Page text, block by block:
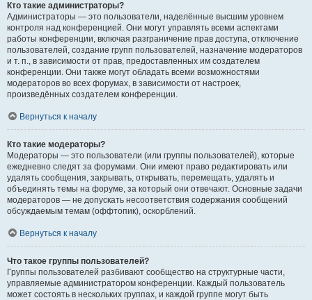
Кто такие администраторы?
Администраторы — это пользователи, наделённые высшим уровнем
контроля над конференцией. Они могут управлять всеми аспектами
работы конференции, включая разграничение прав доступа, отключение
пользователей, создание групп пользователей, назначение модераторов
и т. п., в зависимости от прав, предоставленных им создателем
конференции. Они также могут обладать всеми возможностями
модераторов во всех форумах, в зависимости от настроек,
произведённых создателем конференции.
Вернуться к началу
Кто такие модераторы?
Модераторы — это пользователи (или группы пользователей), которые
ежедневно следят за форумами. Они имеют право редактировать или
удалять сообщения, закрывать, открывать, перемещать, удалять и
объединять темы на форуме, за который они отвечают. Основные задачи
модераторов — не допускать несоответствия содержания сообщений
обсуждаемым темам (оффтопик), оскорблений.
Вернуться к началу
Что такое группы пользователей?
Группы пользователей разбивают сообщество на структурные части,
управляемые администратором конференции. Каждый пользователь
может состоять в нескольких группах, и каждой группе могут быть